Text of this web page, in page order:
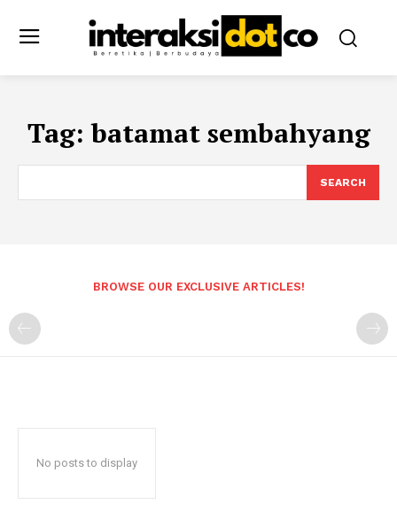
Tag:batamat sembahyang
SEARCH
BROWSE OUR EXCLUSIVE ARTICLES!
No posts to display